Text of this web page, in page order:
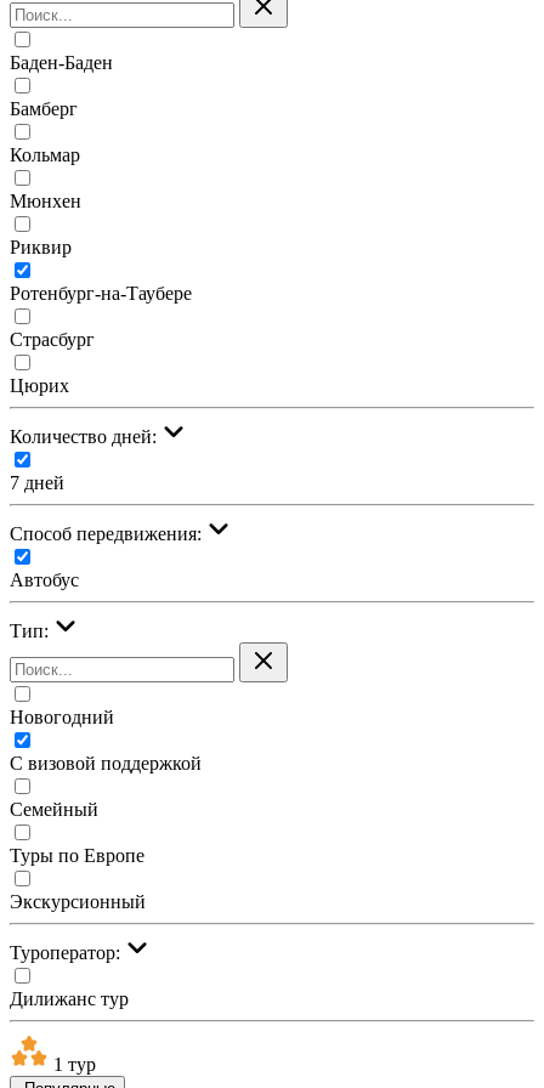
Баден-Баден
Бамберг
Кольмар
Мюнхен
Риквир
Ротенбург-на-Таубере
Страсбург
Цюрих
Количество дней:
7 дней
Cпособ передвижения:
Автобус
Тип:
Новогодний
С визовой поддержкой
Семейный
Туры по Европе
Экскурсионный
Туроператор:
Дилижанс тур
1 тур